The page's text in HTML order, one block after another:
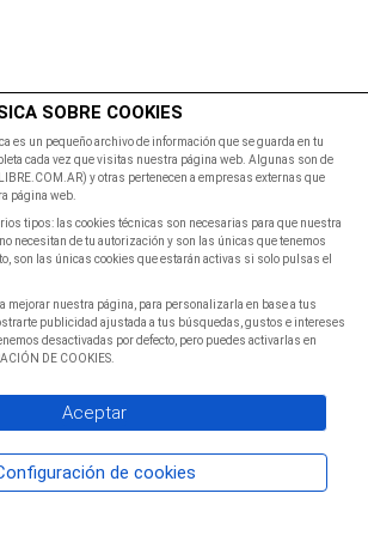
Programacion
SOBRE COOKIES
es un pequeño archivo de información que se guarda en tu
cada vez que visitas nuestra página web. Algunas son de
y otras pertenecen a empresas externas que
página web.
tipos: las cookies técnicas son necesarias para que nuestra
necesitan de tu autorización y son las únicas que tenemos
son las únicas cookies que estarán activas si solo pulsas el
mejorar nuestra página, para personalizarla en base a tus
publicidad ajustada a tus búsquedas, gustos e intereses
desactivadas por defecto, pero puedes activarlas en
DE COOKIES.
Aceptar
de cookies